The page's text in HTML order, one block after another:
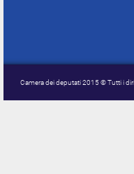
Camera dei deputati 2015 © Tutti i